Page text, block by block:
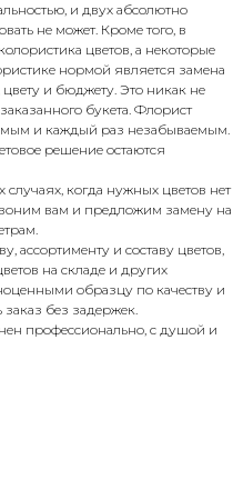
и двух абсолютно
не может. Кроме того, в
цветов, а некоторые
нормой является замена
и бюджету. Это никак не
букета. Флорист
и каждый раз незабываемым.
решение остаются
когда нужных цветов нет
вам и предложим замену на
ассортименту и составу цветов,
на складе и других
образцу по качеству и
без задержек.
профессионально, с душой и